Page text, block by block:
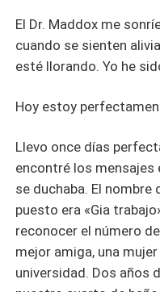
El Dr. Maddox me
cuando se sienten
esté llorando. Yo he
Hoy estoy
Llevo once días
encontré los mensajes
se duchaba. El
puesto era «Gia
reconocer el número
mejor amiga, una
universidad. Dos años